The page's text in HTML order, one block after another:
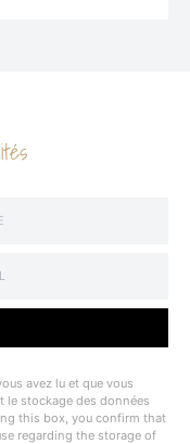
avez lu et que vous
stockage des données
this box, you confirm that
regarding the storage of